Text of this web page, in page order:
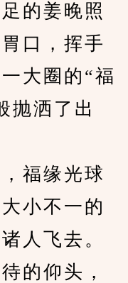
的姜晚照
口，挥手
大圈的“福
抛洒了出
福缘光球
小不一的
人飞去。
的仰头，